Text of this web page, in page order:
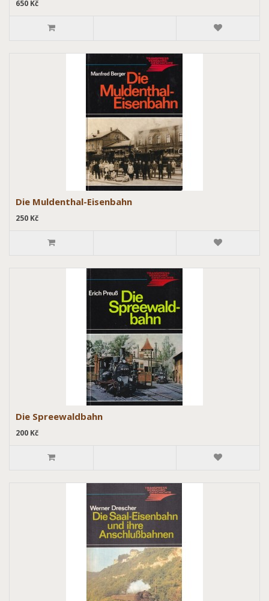
650 Kč
Die Muldenthal-Eisenbahn
250 Kč
Die Spreewaldbahn
200 Kč